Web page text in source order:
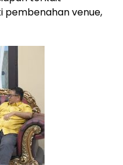
pembenahan venue,